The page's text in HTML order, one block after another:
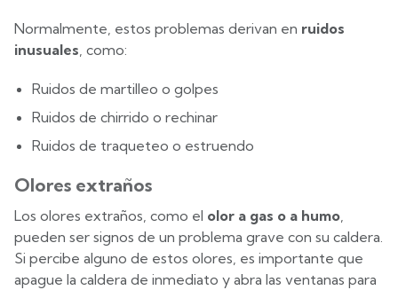
Normalmente, estos problemas derivan en ruidos
inusuales, como:
Ruidos de martilleo o golpes
Ruidos de chirrido o rechinar
Ruidos de traqueteo o estruendo
Olores extraños
Los olores extraños, como el olor a gas o a humo,
pueden ser signos de un problema grave con su caldera.
Si percibe alguno de estos olores, es importante que
apague la caldera de inmediato y abra las ventanas para